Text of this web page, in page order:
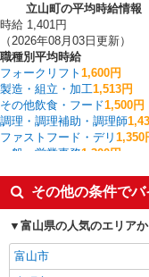
立山町の平均時給情報
時給 1,401円
（2026年08月03日更新）
職種別平均時給
フォークリフト 1,600円
製造・組立・加工1,513円
その他飲食・フード1,500円
調理・調理補助・調理師
ファストフード・デリ 1,350
一般・営業事務1,300円
その他軽作業・製造・物流
介護職・ヘルパー1,250円
食品製造・加工1,200円
立山町の他の職種の平均時
その他の条件で
富山県の人気のエリア
富山市